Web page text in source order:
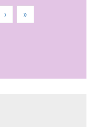
› »